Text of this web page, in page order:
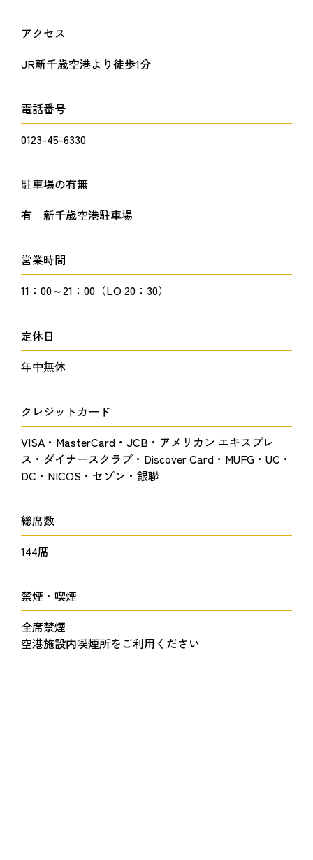
アクセス
JR新千歳空港より徒歩1分
電話番号
0123-45-6330
駐車場の有無
有 新千歳空港駐車場
営業時間
11：00～21：00（LO 20：30）
定休日
年中無休
クレジットカード
VISA・MasterCard・JCB・アメリカン エキスプレ
ス・ダイナースクラブ・Discover Card・MUFG・UC・
DC・NICOS・セゾン・銀聯
総席数
144席
禁煙・喫煙
全席禁煙
空港施設内喫煙所をご利用ください